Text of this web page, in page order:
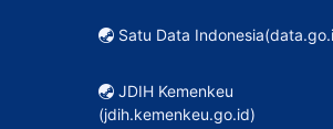
Satu Data
JDIH Kemenkeu
(jdih.kemenkeu.go.id)